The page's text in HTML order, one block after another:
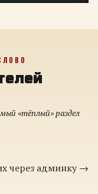
«тёплый» раздел
через админку →